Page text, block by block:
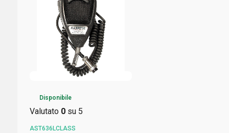
Disponibile
Valutato 0su 5
AST636LCLASS